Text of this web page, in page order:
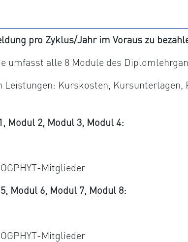
pro Zyklus/Jahr im Voraus zu
umfasst alle 8 Module des
Kurskosten, Kursunterlagen,
Modul 2, Modul 3, Modul 4:
Mitglieder
Modul 6, Modul 7, Modul 8:
Mitglieder